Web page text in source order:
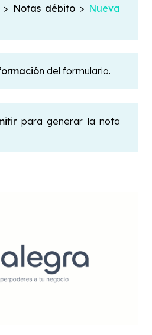
Notas débito > Nueva
del formulario.
para generar la nota